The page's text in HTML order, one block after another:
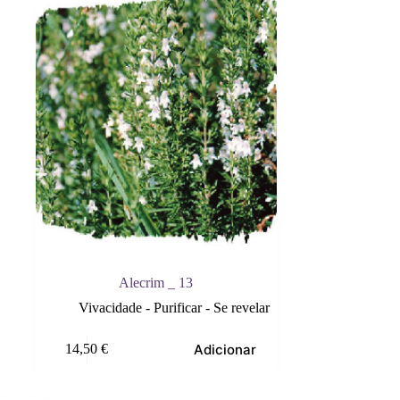
Alecrim _ 13
Vivacidade - Purificar - Se revelar
14,50€ Adicionar